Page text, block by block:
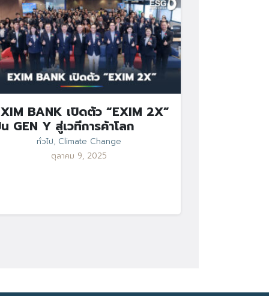
BANK เปิดตัว “EXIM 2X”
GEN Y สู่เวทีการค้าโลก
ทั่วไป, Climate Change
ตุลาคม 9, 2025